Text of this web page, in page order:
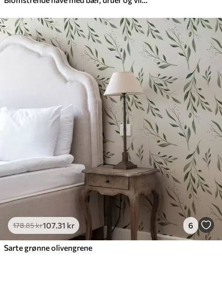
178.85kr107.31 kr 6
Sarte grønne olivengrene